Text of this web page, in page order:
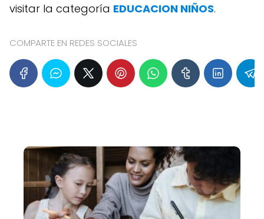
visitar la categoría EDUCACION NIÑOS.
COMPARTE EN REDES SOCIALES